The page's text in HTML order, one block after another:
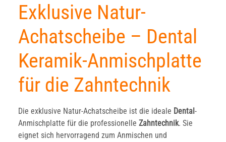
Exklusive Natur-
Achatscheibe – Dental
Keramik-Anmischplatte
für die Zahntechnik
Die exklusive Natur-Achatscheibe ist die ideale Dental -
Anmischplatte für die professionelle Zahntechnik. Sie
eignet sich hervorragend zum Anmischen und